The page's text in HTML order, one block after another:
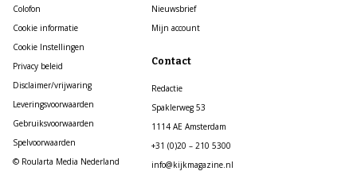
Colofon
Cookie informatie
Cookie Instellingen
Privacy beleid
Disclaimer/vrijwaring
Leveringsvoorwaarden
Gebruiksvoorwaarden
Spelvoorwaarden
© Roularta Media Nederland
Nieuwsbrief
Mijn account
Contact
Redactie
Spaklerweg 53
1114 AE Amsterdam
+31 (0)20 – 210 5300
info@kijkmagazine.nl